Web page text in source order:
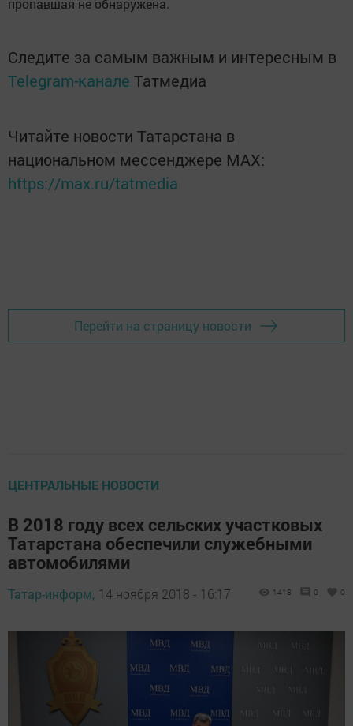
пропавшая не обнаружена.
Следите за самым важным и интересным в
Telegram-канале Татмедиа
Читайте новости Татарстана в
национальном мессенджере MАХ:
https://max.ru/tatmedia
Перейти на страницу новости
ЦЕНТРАЛЬНЫЕ НОВОСТИ
В 2018 году всех сельских участковых
Татарстана обеспечили служебными
автомобилями
Татар-информ, 14 ноября 2018 - 16:17 1418 0 0